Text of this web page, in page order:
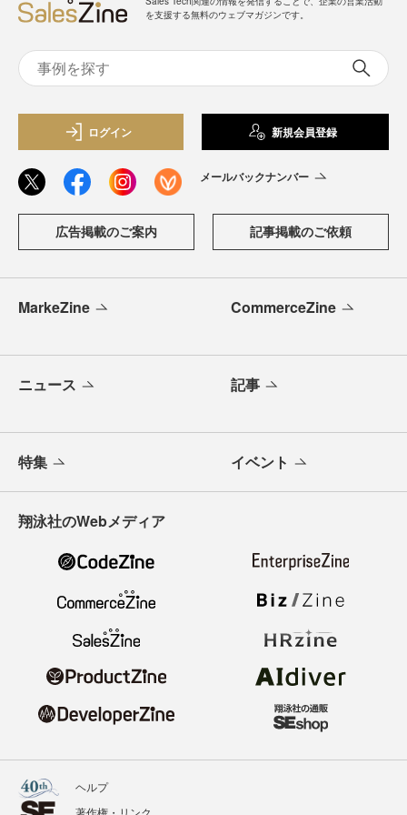
を支援する無料のウェブマガジンです。
ログイン 新規会員登録
メールバックナンバー
広告掲載のご案内 記事掲載のご依頼
MarkeZine CommerceZine
ニュース 記事
特集 イベント
翔泳社のWebメディア
ヘルプ
著作権・リンク